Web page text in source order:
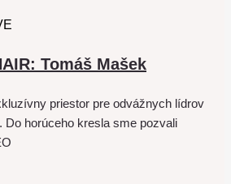
Tomáš Mašek
priestor pre odvážnych lídrov
Do horúceho kresla sme pozvali